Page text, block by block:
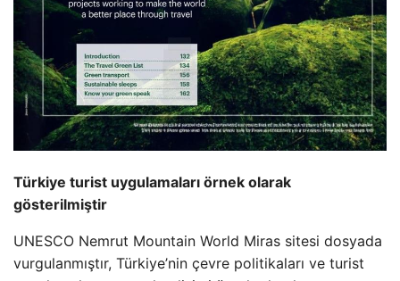
Türkiye turist uygulamaları örnek olarak
gösterilmiştir
UNESCO Nemrut Mountain World Miras sitesi dosyada
vurgulanmıştır, Türkiye’nin çevre politikaları ve turist